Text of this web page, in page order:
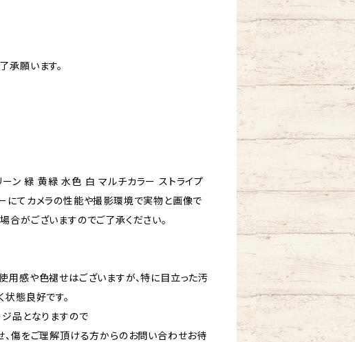
承願います。
ーン 緑 黄緑 水色 白 マルチカラー ストライプ
にてカメラの性能や撮影環境で実物と画像で
合がございますのでご了承ください。
用感や色褪せはございますが、特に目立った汚
状態良好です。
品となりますので
、傷をご理解頂ける方からのお問い合わせお待